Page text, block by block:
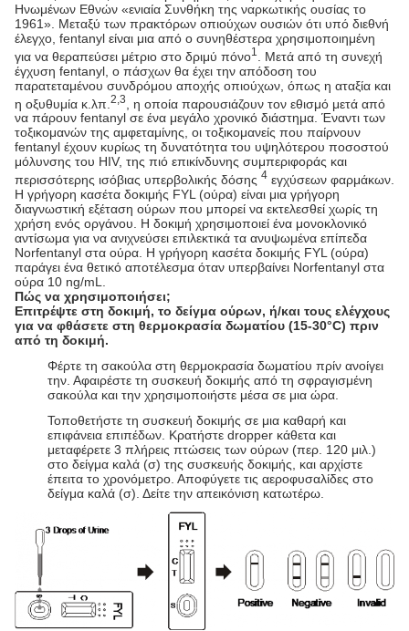
Ηνωμένων Εθνών «ενιαία Συνθήκη της ναρκωτικής ουσίας το
1961». Μεταξύ των πρακτόρων οπιούχων ουσιών ότι υπό διεθνή
έλεγχο, fentanyl είναι μια από ο συνηθέστερα χρησιμοποιημένη
για να θεραπεύσει μέτριο στο δριμύ πόνο1
. Μετά από τη συνεχή
έγχυση fentanyl, ο πάσχων θα έχει την απόδοση του
παρατεταμένου συνδρόμου αποχής οπιούχων, όπως η αταξία και
η οξυθυμία κ.λπ. 2,3
, η οποία παρουσιάζουν τον εθισμό μετά από
να πάρουν fentanyl σε ένα μεγάλο χρονικό διάστημα. Έναντι των
τοξικομανών της αμφεταμίνης, οι τοξικομανείς που παίρνουν
fentanyl έχουν κυρίως τη δυνατότητα του υψηλότερου ποσοστού
μόλυνσης του HIV, της πιό επικίνδυνης συμπεριφοράς και
περισσότερης ισόβιας υπερβολικής δόσης 4 εγχύσεων φαρμάκων.
Η γρήγορη κασέτα δοκιμής FYL (ούρα) είναι μια γρήγορη
διαγνωστική εξέταση ούρων που μπορεί να εκτελεσθεί χωρίς τη
χρήση ενός οργάνου. Η δοκιμή χρησιμοποιεί ένα μονοκλονικό
αντίσωμα για να ανιχνεύσει επιλεκτικά τα ανυψωμένα επίπεδα
Norfentanyl στα ούρα. Η γρήγορη κασέτα δοκιμής FYL (ούρα)
παράγει ένα θετικό αποτέλεσμα όταν υπερβαίνει Norfentanyl στα
ούρα 10 ng/mL.
Πώς να χρησιμοποιήσει;
Επιτρέψτε στη δοκιμή, το δείγμα ούρων, ή/και τους ελέγχους
για να φθάσετε στη θερμοκρασία δωματίου (15-30°C) πριν
από τη δοκιμή.
Φέρτε τη σακούλα στη θερμοκρασία δωματίου πρίν ανοίγει
την. Αφαιρέστε τη συσκευή δοκιμής από τη σφραγισμένη
σακούλα και την χρησιμοποιήστε μέσα σε μια ώρα.
Τοποθετήστε τη συσκευή δοκιμής σε μια καθαρή και
επιφάνεια επιπέδων. Κρατήστε dropper κάθετα και
μεταφέρετε 3 πλήρεις πτώσεις των ούρων (περ. 120 μιλ.)
στο δείγμα καλά (σ) της συσκευής δοκιμής, και αρχίστε
έπειτα το χρονόμετρο. Αποφύγετε τις αεροφυσαλίδες στο
δείγμα καλά (σ). Δείτε την απεικόνιση κατωτέρω.